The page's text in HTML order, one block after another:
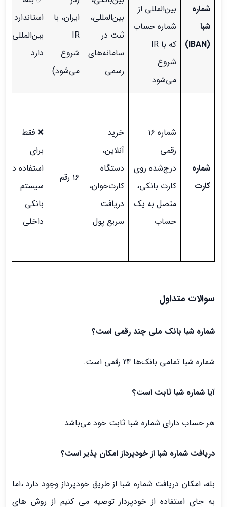
شماره
شبا
(IBAN)
بین‌المللی از
شماره حساب
که با IR
شروع
می‌شود
بین‌المللی،
ثبت در
سامانه‌های
رسمی
ایران، با
IR
شروع
می‌شود)
استاندارد
بین‌المللی
دارد
شماره
کارت
شماره ۱۶
رقمی
درج‌شده روی
کارت بانکی،
متصل به یک
حساب
خرید
آنلاین،
دستگاه
کارت‌خوان،
دریافت
سریع پول
۱۶ رقم
❌ فقط
برای
استفاده در
سیستم
بانکی
داخلی
سوالات متداول
شماره شبا بانک ملی چند رقمی است؟
شماره شبا تمامی بانک‌ها 24 رقمی است.
آیا شماره شبا ثابت است؟
هر حساب دارای شماره شبا ثابت خود می‌باشد.
دریافت شماره شبا از خودپرداز امکان پذیر است؟
بله، امکان دریافت شماره شبا از طریق خودپرداز وجود دارد ،اما
به جای استفاده از خودپرداز توصیه می کنیم از روش های